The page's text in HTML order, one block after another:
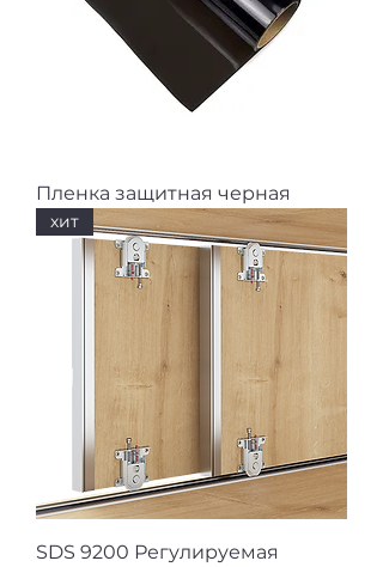
Пленка защитная черная
хит
SDS 9200 Регулируемая